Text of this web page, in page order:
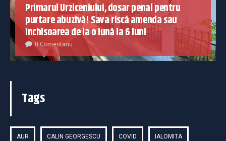
Primarul Urziceniului, dosar penal pentru
purtare abuzivă! Sava riscă amenda sau
închisoarea de la o lună la 6 luni
0 Comentariu
Tags
AUR CALIN GEORGESCU COVID IALOMITA